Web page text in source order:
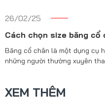
26/02/25
Cách chọn size băng cổ
Băng cổ chân là một dụng cụ
những người thường xuyên
XEM THÊM